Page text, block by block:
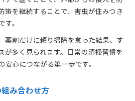
策を継続することで、害虫が住みつき
。
薬剤だけに頼り掃除を怠った結果、す
が多く見られます。日常の清掃習慣を
心につながる第一歩です。
み合わせ方